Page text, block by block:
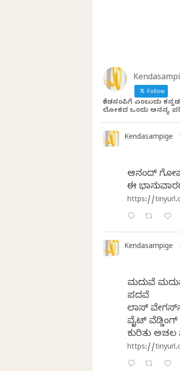
Follow
ಕೆಂಡಸಂಪಿಗೆ ಎಂಬುದು
ಲೋಕದ ಒಂದು ಅನನ್ಯ
Kendasampige
ಆನಂದ್‌
ಈ
https://
Kendasampige
ಮದುವೆ
ಪದವೆ
ಲಾಸ್‌
ವೈಟ್
ಕುರಿತು ಅಚಲ
https://